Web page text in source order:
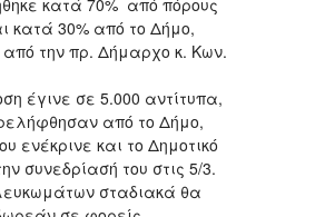
κατά 30% από το Δήμο,
την πρ. Δήμαρχο κ. Κων.
σε 5.000 αντίτυπα,
από το Δήμο,
ενέκρινε και το Δημοτικό
συνεδρίασή του στις 5/3.
σταδιακά θα